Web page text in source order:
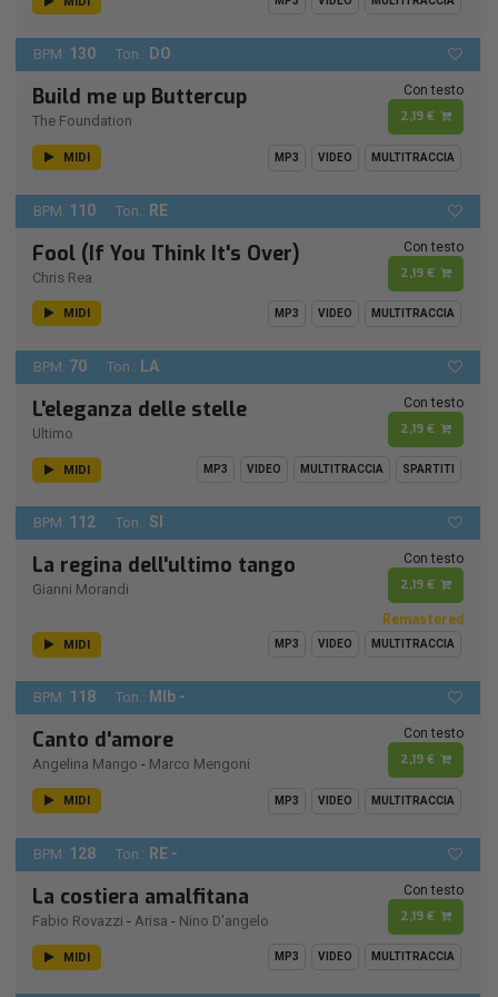
BPM: 130 Ton.: DO
Build me up Buttercup
The Foundation
Con testo
2,19 €
MIDI MP3 VIDEO MULTITRACCIA
BPM: 110 Ton.: RE
Fool (If You Think It's Over)
Chris Rea
Con testo
2,19 €
MIDI MP3 VIDEO MULTITRACCIA
BPM: 70 Ton.: LA
L'eleganza delle stelle
Ultimo
Con testo
2,19 €
MIDI MP3 VIDEO MULTITRACCIA SPARTITI
BPM: 112 Ton.: SI
La regina dell'ultimo tango
Gianni Morandi
Con testo
2,19 €
Remastered
MIDI MP3 VIDEO MULTITRACCIA
BPM: 118 Ton.: MIb -
Canto d'amore
Angelina Mango - Marco Mengoni
Con testo
2,19 €
MIDI MP3 VIDEO MULTITRACCIA
BPM: 128 Ton.: RE -
La costiera amalfitana
Fabio Rovazzi - Arisa - Nino D'angelo
Con testo
2,19 €
MIDI MP3 VIDEO MULTITRACCIA